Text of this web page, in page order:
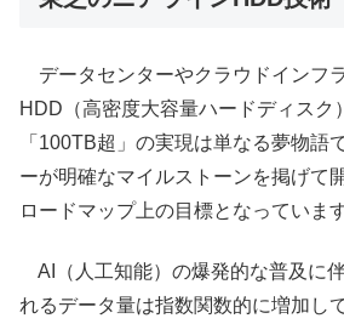
データセンターやクラウドインフ
HDD（高密度大容量ハードディスク
「100TB超」の実現は単なる夢物語
ーが明確なマイルストーンを掲げて
ロードマップ上の目標となっています
AI（人工知能）の爆発的な普及に
れるデータ量は指数関数的に増加し